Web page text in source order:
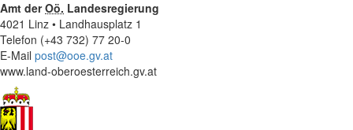
Amt derOö. Landesregierung
4021 Linz • Landhausplatz 1
Telefon (+43 732) 77 20-0
E-Mail post@ooe.gv.at
www.land-oberoesterreich.gv.at